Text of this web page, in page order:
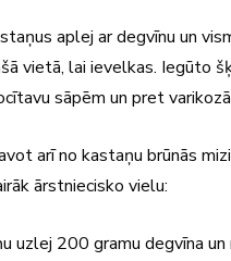
aplej ar degvīnu un
vietā, lai ievelkas. Iegūto
sāpēm un pret
arī no kastaņu brūnās
ārstniecisko vielu:
uzlej 200 gramu degvīna